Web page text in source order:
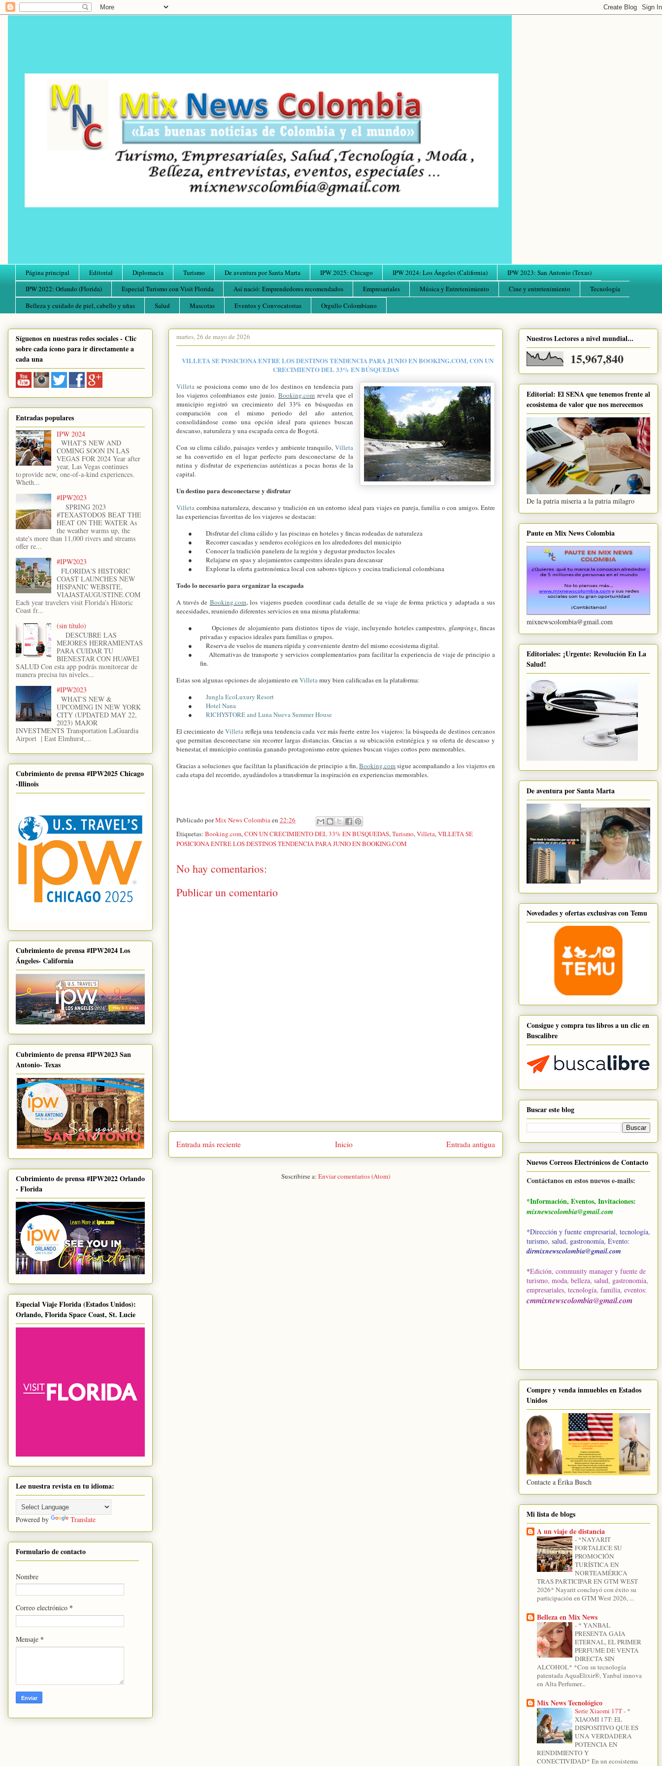
Página principal Editorial Diplomacia Turismo De aventura por Santa Marta IPW 2025: Chicago IPW 2024: Los Ángeles (California)
IPW 2023: San Antonio (Texas)
IPW 2022: Orlando (Florida)
Especial Turismo con Visit Florida Así nació: Emprendedores recomendados Empresariales Música y Entretenimiento Cine y entretenimiento
Tecnología
Belleza y cuidado de piel, cabello y uñas
Salud Mascotas Eventos y Convocatorias Orgullo Colombiano
martes, 26 de mayo de 2026
VILLETA SE POSICIONA ENTRE LOS DESTINOSTENDENCIA PARA JUNIO EN BOOKING.COM, CON UN
CRECIMIENTO DEL 33% EN BÚSQUEDAS
Villeta se posiciona como uno de los destinos en tendencia para
los viajeros colombianos este junio. Booking.com revela que el
municipio registró un crecimiento del 33% en búsquedas en
comparación con el mismo periodo del año anterior,
consolidándose como una opción ideal para quienes buscan
descanso, naturaleza y una escapada cerca de Bogotá.
Con su clima cálido, paisajes verdes y ambiente tranquilo, Villeta
se ha convertido en el lugar perfecto para desconectarse de la
rutina y disfrutar de experiencias auténticas a pocas horas de la
capital.
Un destino para desconectarse y disfrutar
Villeta combina naturaleza, descanso y tradición en un entorno ideal para viajes en pareja, familia o con amigos. Entre
las experiencias favoritas de los viajeros se destacan:
●
Disfrutar del clima cálido y las piscinas en hoteles y fincas rodeadas de naturaleza
●
Recorrer cascadas y senderos ecológicos en los alrededores del municipio
●
Conocer la tradición panelera de la región y degustar productos locales
●
Relajarse en spas y alojamientos campestres ideales para descansar
●
Explorar la oferta gastronómica local con sabores típicos y cocina tradicional colombiana
Todo lo necesario para organizar la escapada
A través de Booking.com, los viajeros pueden coordinar cada detalle de su viaje de forma práctica y adaptada a sus
necesidades, reuniendo diferentes servicios en una misma plataforma:
●
Opciones de alojamiento para distintos tipos de viaje, incluyendo hoteles campestres, glampings, fincas
privadas y espacios ideales para familias o grupos.
●
Reserva de vuelos de manera rápida y conveniente dentro del mismo ecosistema digital.
●
Alternativas de transporte y servicios complementarios para facilitar la experiencia de viaje de principio a
fin.
Estas son algunas opciones de alojamiento en Villetamuy bien calificadas en la plataforma:
●
Jungla EcoLuxury Resort
●
Hotel Nana
●
RICHYSTORE and Luna Nueva Summer House
El crecimiento deVilleta refleja una tendencia cada vez más fuerte entre los viajeros: la búsqueda de destinos cercanos
que permitan desconectarse sin recorrer largas distancias. Gracias a su ubicación estratégica y su oferta de descanso y
bienestar, el municipio continúa ganando protagonismo entre quienes buscan viajes cortos pero memorables.
Gracias a soluciones que facilitan la planificación de principio a fin,Booking.comsigue acompañando a los viajeros en
cada etapa del recorrido, ayudándolos a transformar la inspiración en experiencias memorables.
Publicado porMix News Colombiaen 22:26
Etiquetas: Booking.com,CON UN CRECIMIENTO DEL 33% EN BÚSQUEDAS,Turismo,Villeta,VILLETA SE
POSICIONA ENTRE LOS DESTINOS TENDENCIA PARA JUNIO EN BOOKING.COM
No hay comentarios:
Publicar un comentario
Entrada más reciente Entrada antigua
Inicio
Suscribirse a: Enviar comentarios (Atom)
Síguenos en nuestras redes sociales - Clic
sobre cada ícono para ir directamente a
cada una
Entradas populares
IPW 2024
WHAT'S NEW AND
COMING SOON IN LAS
VEGAS FOR 2024 Year after
year, Las Vegas continues
to provide new, one-of-a-kind experiences.
Wheth...
#IPW2023
SPRING 2023
#TEXASTODOS BEAT THE
HEAT ON THE WATER As
the weather warms up, the
state's more than 11,000 rivers and streams
offer re...
#IPW2023
FLORIDA'S HISTORIC
COAST LAUNCHES NEW
HISPANIC WEBSITE,
VIAJASTAUGUSTINE.COM
Each year travelers visit Florida's Historic
Coast fr...
(sin título)
DESCUBRE LAS
MEJORES HERRAMIENTAS
PARA CUIDAR TU
BIENESTAR CON HUAWEI
SALUD Con esta app podrás monitorear de
manera precisa tus niveles...
#IPW2023
WHAT'S NEW &
UPCOMING IN NEW YORK
CITY (UPDATED MAY 22,
2023) MAJOR
INVESTMENTS Transportation LaGuardia
Airport | East Elmhurst,...
Cubrimiento de prensa #IPW2025 Chicago
-Illinois
Cubrimiento de prensa #IPW2024 Los
Ángeles- California
Cubrimiento de prensa #IPW2023 San
Antonio- Texas
Cubrimiento de prensa #IPW2022 Orlando
- Florida
Especial Viaje Florida (Estados Unidos):
Orlando, Florida Space Coast, St. Lucie
Lee nuestra revista en tu idioma:
Powered by Translate
Formulario de contacto
Nombre
Correo electrónico *
Mensaje *
Nuestros Lectores a nivel mundial...
15,967,840
Editorial: El SENA que tenemos frente al
ecosistema de valor que nos merecemos
De la patria miseria a la patria milagro
Paute en Mix News Colombia
mixnewscolombia@gmail.com
Editoriales: ¡Urgente: Revolución En La
Salud!
De aventura por Santa Marta
Novedades y ofertas exclusivas con Temu
Consigue y compra tus libros a un clic en
Buscalibre
Buscar este blog
Nuevos Correos Electrónicos de Contacto
Contáctanos en estos nuevos e-mails:
*Información, Eventos, Invitaciones:
mixnewscolombia@gmail.com
*Dirección y fuente empresarial, tecnología,
turismo, salud, gastronomía, Evento:
dirmixnewscolombia@gmail.com
*Edición, community manager y fuente de
turismo, moda, belleza, salud, gastronomía,
empresariales, tecnología, familia, eventos:
cmmixnewscolombia@gmail.com
Compre y venda inmuebles en Estados
Unidos
Contacte a Érika Busch
Mi lista de blogs
A un viaje de distancia
- *NAYARIT
FORTALECE SU
PROMOCIÓN
TURÍSTICA EN
NORTEAMÉRICA
TRAS PARTICIPAR EN GTM WEST
2026* Nayarit concluyó con éxito su
participación en GTM West 2026, ...
Belleza en Mix News
- * YANBAL
PRESENTA GAIA
ETERNAL, EL PRIMER
PERFUME DE VENTA
DIRECTA SIN
ALCOHOL* *Con su tecnología
patentada AquaElixir®, Yanbal innova
en Alta Perfumer...
Mix News Tecnológico
Serie Xiaomi 17T- *
XIAOMI 17T: EL
DISPOSITIVO QUE ES
UNA VERDADERA
POTENCIA EN
RENDIMIENTO Y
CONECTIVIDAD* En un ecosistema